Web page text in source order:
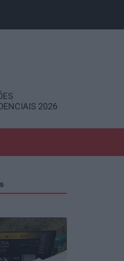
2026